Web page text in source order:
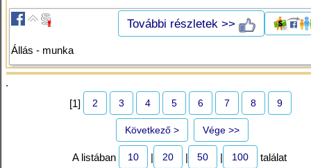
További részletek >>
Állás - munka
.
[1]
2 3 4 5 6 7 8 9
Következő > Vége >>
A listában 10 20 50 100 találat